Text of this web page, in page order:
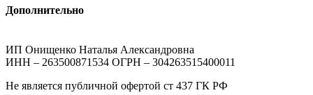
Дополнительно
ИП Онищенко Наталья Александровна
ИНН – 263500871534 ОГРН – 304263515400011
Не является публичной офертой ст 437 ГК РФ